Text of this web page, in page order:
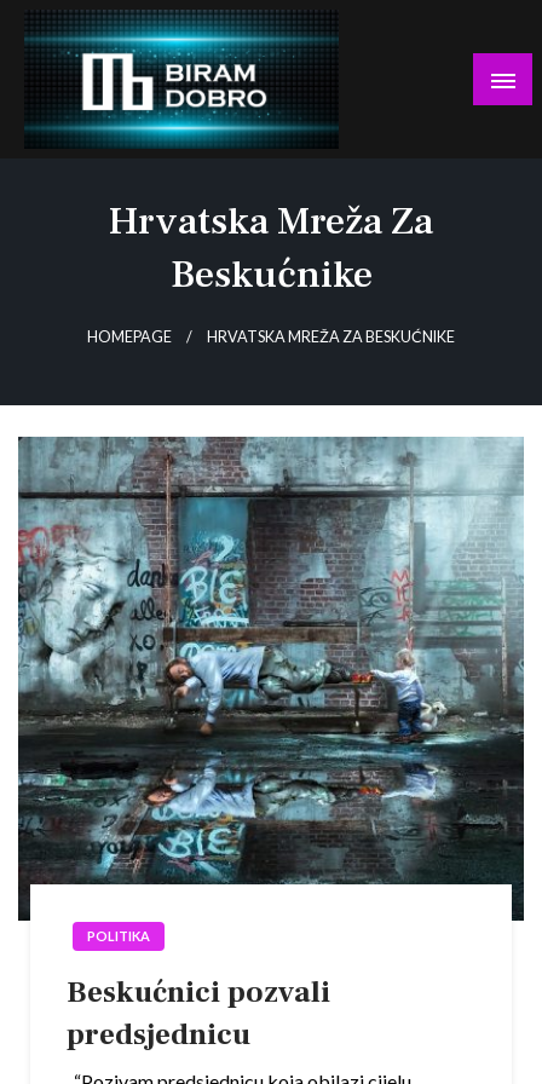
Skip
content
Hrvatska Mreža Za
Beskućnike
HOMEPAGE HRVATSKA MREŽA ZA BESKUĆNIKE
POLITIKA
Beskućnici pozvali
predsjednicu